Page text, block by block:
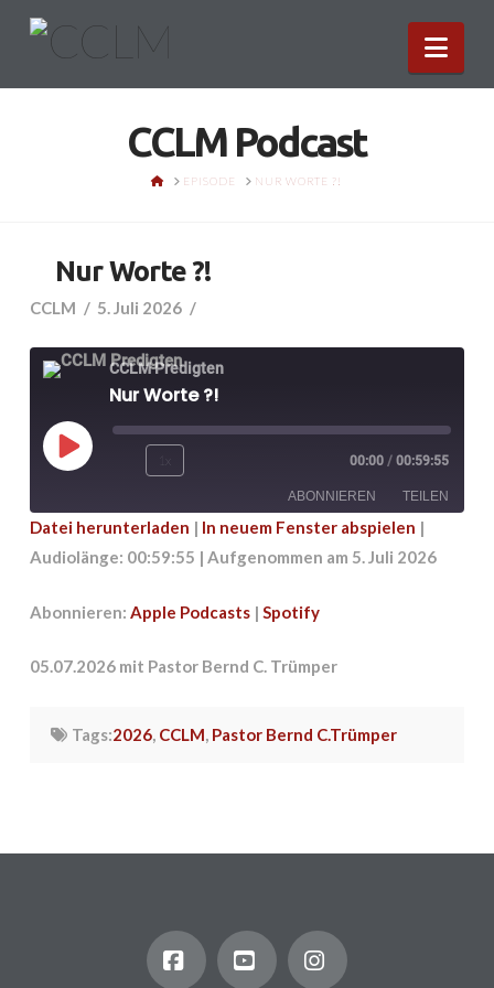
CCLM Podcast
HOMEEPISODE NUR WORTE ?!
Nur Worte ?!
CCLM 5. Juli 2026
CCLM Predigten
Nur Worte ?!
Play
00:00 / 00:59:55
ABONNIEREN TEILEN
Apple Podcasts Spotify
TEILEN
LINK
Datei herunterladen | In neuem Fenster abspielen |
Audiolänge: 00:59:55 | Aufgenommen am 5. Juli 2026
Abonnieren: Apple Podcasts| Spotify
05.07.2026 mit Pastor Bernd C. Trümper
Tags:2026 CCLM Pastor Bernd C.Trümper